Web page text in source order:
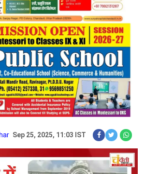
Sep 25, 2025, 11:03 IST